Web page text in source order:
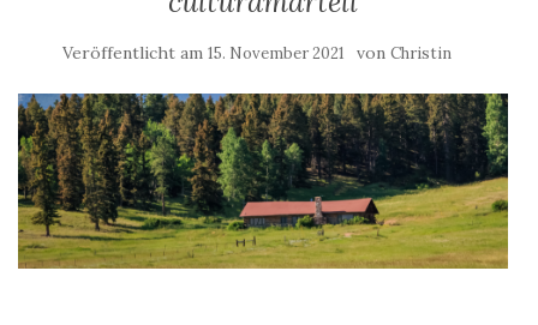
Veröffentlicht am 15. November 2021 von Christin